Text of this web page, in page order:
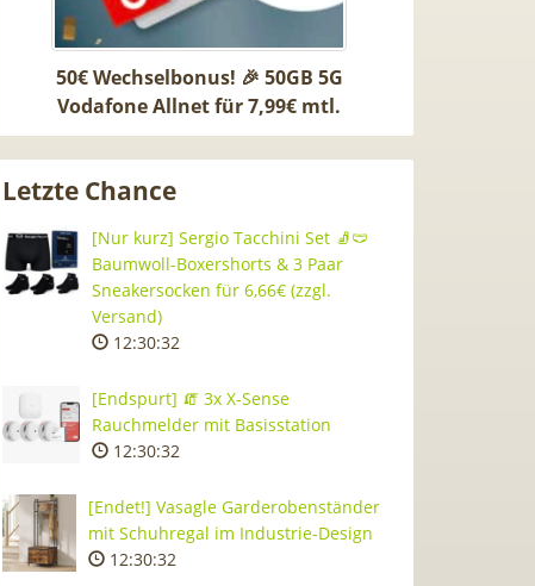
50€ Wechselbonus! 🎉 50GB 5G
Vodafone Allnet für 7,99€ mtl.
| 0,00€ Anschlusskosten | eff.
5,91€
waipu.tv
Letzte Chance
[Nur kurz] Sergio Tacchini Set 🧦🩲
Baumwoll-Boxershorts & 3 Paar
Sneakersocken für 6,66€ (zzgl.
Versand)
12:30:31
[Endspurt] 🧯 3x X-Sense
Rauchmelder mit Basisstation
12:30:31
[Endet!] Vasagle Garderobenständer
mit Schuhregal im Industrie-Design
12:30:31